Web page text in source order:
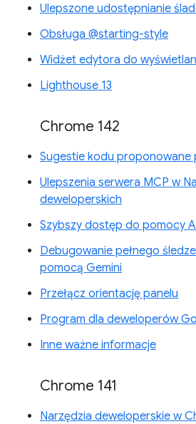
Ulepszone udostępnianie
Obsługa @starting-style
Widżet edytora do
Lighthouse 13
Chrome 142
Sugestie kodu proponowane
Ulepszenia serwera MCP w
deweloperskich
Szybszy dostęp do pomocy
Debugowanie pełnego
pomocą Gemini
Przełącz orientację panelu
Program dla deweloperów
Inne ważne informacje
Chrome 141
Narzędzia deweloperskie w